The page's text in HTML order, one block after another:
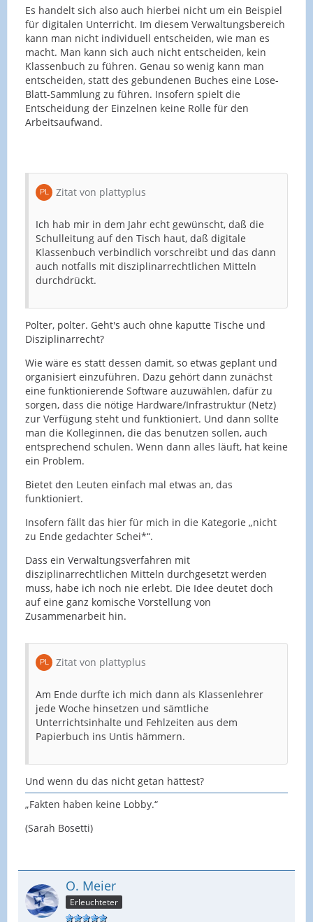
Es handelt sich also auch hierbei nicht um ein Beispiel
für digitalen Unterricht. Im diesem Verwaltungsbereich
kann man nicht individuell entscheiden, wie man es
macht. Man kann sich auch nicht entscheiden, kein
Klassenbuch zu führen. Genau so wenig kann man
entscheiden, statt des gebundenen Buches eine Lose-
Blatt-Sammlung zu führen. Insofern spielt die
Entscheidung der Einzelnen keine Rolle für den
Arbeitsaufwand.
Zitat von plattyplus
Ich hab mir in dem Jahr echt gewünscht, daß die
Schulleitung auf den Tisch haut, daß digitale
Klassenbuch verbindlich vorschreibt und das dann
auch notfalls mit disziplinarrechtlichen Mitteln
durchdrückt.
Polter, polter. Geht's auch ohne kaputte Tische und
Disziplinarrecht?
Wie wäre es statt dessen damit, so etwas geplant und
organisiert einzuführen. Dazu gehört dann zunächst
eine funktionierende Software auzuwählen, dafür zu
sorgen, dass die nötige Hardware/Infrastruktur (Netz)
zur Verfügung steht und funktioniert. Und dann sollte
man die Kolleginnen, die das benutzen sollen, auch
entsprechend schulen. Wenn dann alles läuft, hat keine
ein Problem.
Bietet den Leuten einfach mal etwas an, das
funktioniert.
Insofern fällt das hier für mich in die Kategorie „nicht
zu Ende gedachter Schei*“.
Dass ein Verwaltungsverfahren mit
disziplinarrechtlichen Mitteln durchgesetzt werden
muss, habe ich noch nie erlebt. Die Idee deutet doch
auf eine ganz komische Vorstellung von
Zusammenarbeit hin.
Zitat von plattyplus
Am Ende durfte ich mich dann als Klassenlehrer
jede Woche hinsetzen und sämtliche
Unterrichtsinhalte und Fehlzeiten aus dem
Papierbuch ins Untis hämmern.
Und wenn du das nicht getan hättest?
„Fakten haben keine Lobby.“
(Sarah Bosetti)
O. Meier
Erleuchteter